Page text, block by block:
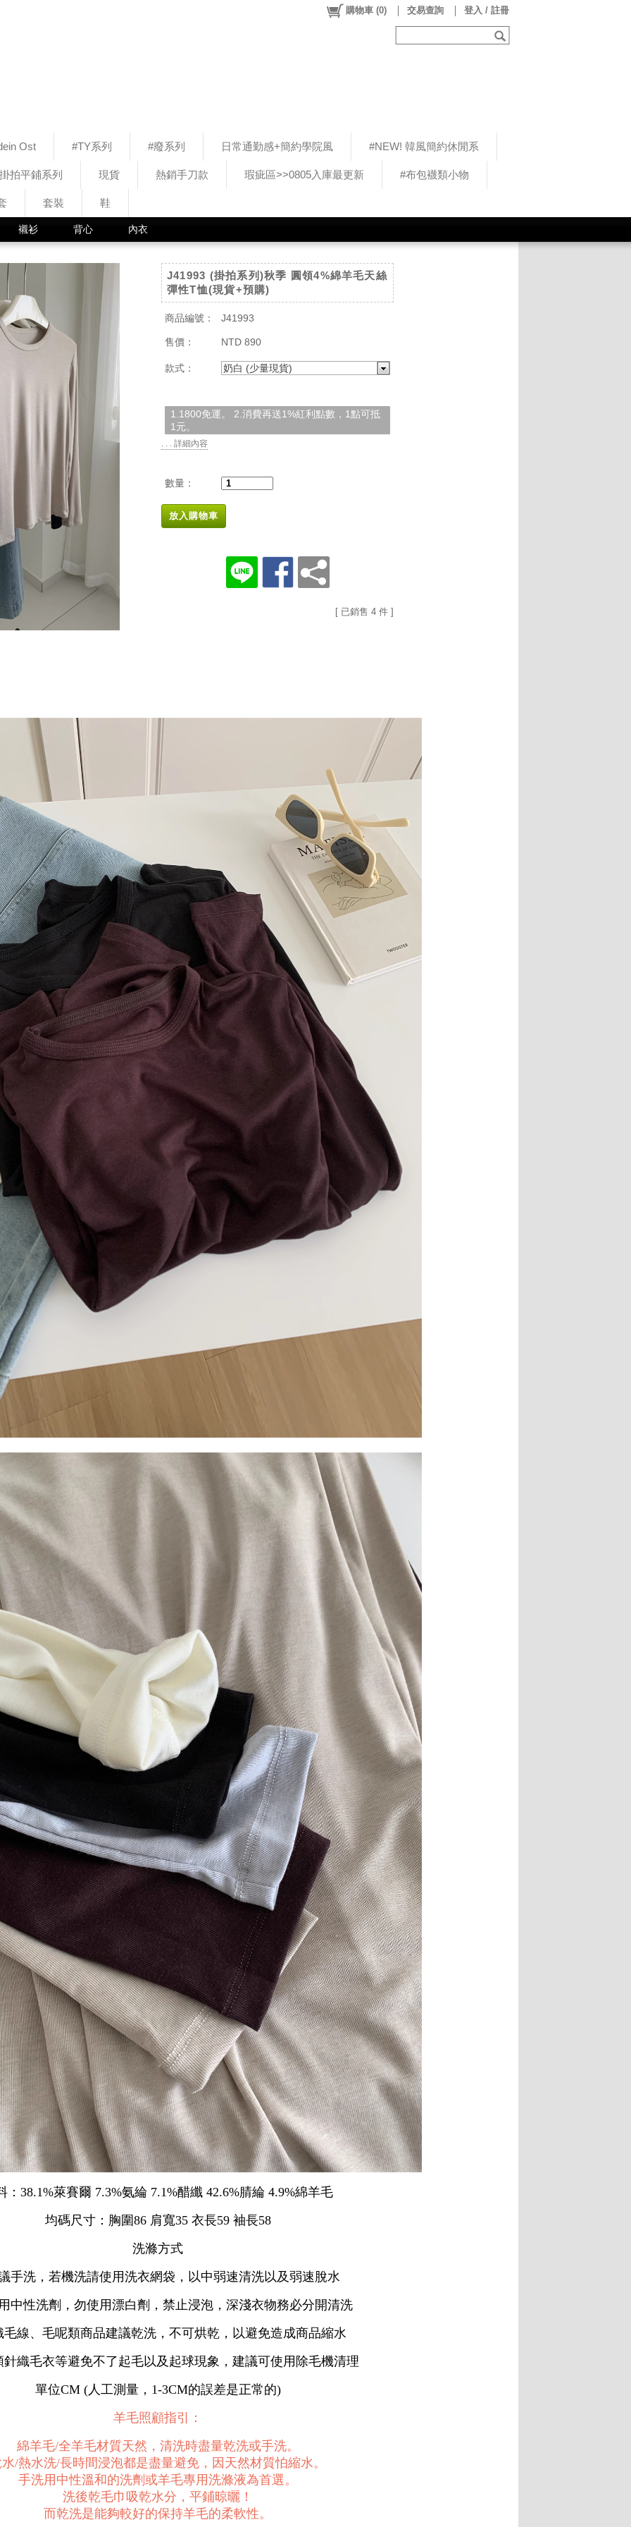
Ost #TY系列 #廢系列 日常通勤感+簡約學院風 #NEW! 韓風簡約休閒系
拍平鋪系列 現貨 熱銷手刀款 瑕疵區>>0805入庫最更新 #布包襪類小物
套裝 鞋
購物車 (0) 交易查詢 登入 / 註冊
襯衫 背心 內衣
J41993 (掛拍系列)秋季 圓領4%綿羊毛天絲
彈性T恤(現貨+預購)
商品編號： J41993
售價： NTD 890
款式： 奶白 (少量現貨)
1.1800免運。 2.消費再送1%紅利點數，1點可抵
1元。
. . . 詳細內容
數量：
放入購物車
[ 已銷售 4 件 ]